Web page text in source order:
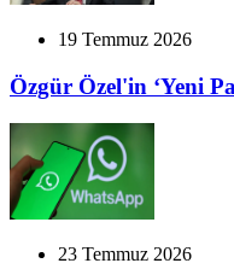
19 Temmuz 2026
Özgür Özel'in ‘Yeni
23 Temmuz 2026